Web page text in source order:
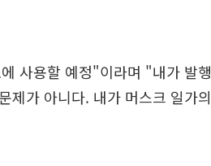
사용할 예정"이라며 "내가 발행
제가 아니다. 내가 머스크 일가의